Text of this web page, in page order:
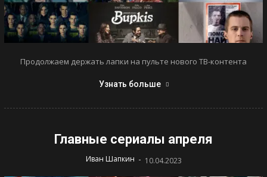
Продолжаем держать лапки на пульте нового ТВ-контента
Узнать больше
Главные сериалы апреля
Иван Шапкин - 10.04.2023